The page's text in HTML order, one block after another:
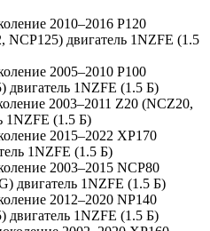
2010–2016 P120
NCP125) двигатель 1NZFE (1.5
2005–2010 P100
двигатель 1NZFE (1.5 Б)
2003–2011 Z20 (NCZ20,
1NZFE (1.5 Б)
2015–2022 XP170
1NZFE (1.5 Б)
2003–2015 NCP80
двигатель 1NZFE (1.5 Б)
2012–2020 NP140
двигатель 1NZFE (1.5 Б)